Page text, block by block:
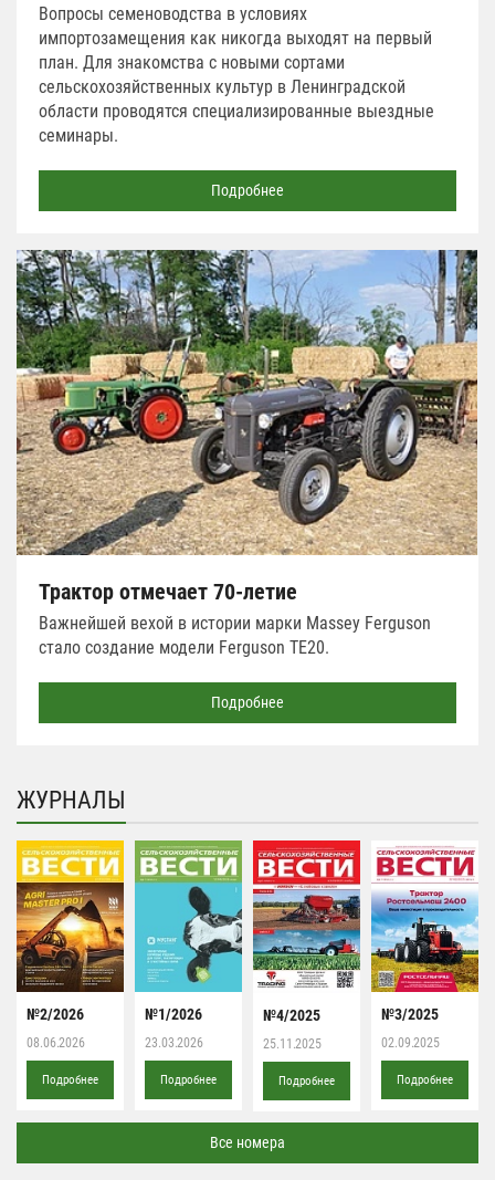
Вопросы семеноводства в условиях
импортозамещения как никогда выходят на первый
план. Для знакомства с новыми сортами
сельскохозяйственных культур в Ленинградской
области проводятся специализированные выездные
семинары.
Подробнее
Трактор отмечает 70-летие
Важнейшей вехой в истории марки Massey Ferguson
стало создание модели Ferguson TE20.
Подробнее
ЖУРНАЛЫ
№2/2026
08.06.2026
Подробнее
№1/2026
23.03.2026
Подробнее
№4/2025
25.11.2025
Подробнее
№3/2025
02.09.2025
Подробнее
Все номера